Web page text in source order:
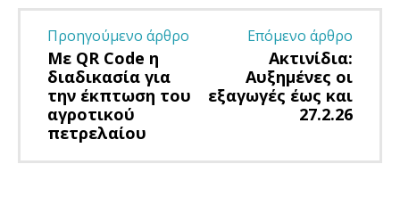
Προηγούμενο άρθρο
Με QR Code η
διαδικασία για
την έκπτωση του
αγροτικού
πετρελαίου
Επόμενο άρθρο
Ακτινίδια:
Αυξημένες οι
εξαγωγές έως και
27.2.26